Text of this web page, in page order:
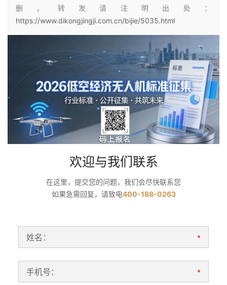
删，转发请注明出处：
https://www.dikongjingji.com.cn/bijie/5035.html
欢迎与我们联系
在这里，提交您的问题，我们会尽快联系您
如果急需回复，请致电400-188-0263
姓名： *
手机号： *